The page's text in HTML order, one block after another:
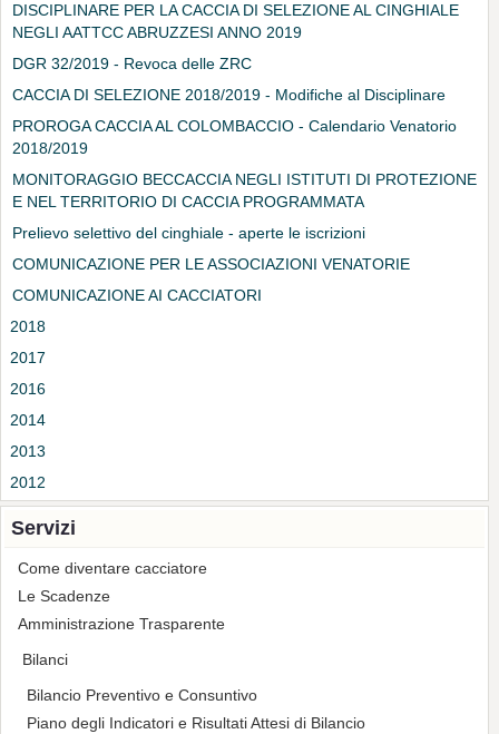
DISCIPLINARE PER LA CACCIA DI SELEZIONE AL CINGHIALE
NEGLI AATTCC ABRUZZESI ANNO 2019
DGR 32/2019 - Revoca delle ZRC
CACCIA DI SELEZIONE 2018/2019 - Modifiche al Disciplinare
PROROGA CACCIA AL COLOMBACCIO - Calendario Venatorio
2018/2019
MONITORAGGIO BECCACCIA NEGLI ISTITUTI DI PROTEZIONE
E NEL TERRITORIO DI CACCIA PROGRAMMATA
Prelievo selettivo del cinghiale - aperte le iscrizioni
COMUNICAZIONE PER LE ASSOCIAZIONI VENATORIE
COMUNICAZIONE AI CACCIATORI
2018
2017
2016
2014
2013
2012
Servizi
Come diventare cacciatore
Le Scadenze
Amministrazione Trasparente
Bilanci
Bilancio Preventivo e Consuntivo
Piano degli Indicatori e Risultati Attesi di Bilancio